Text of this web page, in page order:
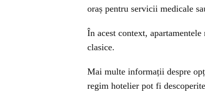
oraș pentru servicii medicale
În acest context,
clasice.
Mai multe informații despre
regim hotelier pot fi